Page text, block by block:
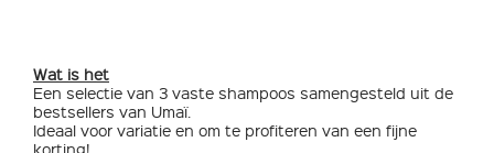
Wat is het
Een selectie van 3 vaste shampoos samengesteld uit de
bestsellers van Umaï.
Ideaal voor variatie en om te profiteren van een fijne
korting!